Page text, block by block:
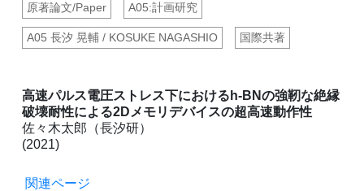
原著論文/Paper A05:計画研究
A05 長汐 晃輔 / KOSUKE NAGASHIO 国際共著
高速パルス電圧ストレス下におけるh-BNの強靭な絶縁
破壊耐性による2Dメモリデバイスの超高速動作性
佐々木太郎（長汐研）
(2021)
関連ページ